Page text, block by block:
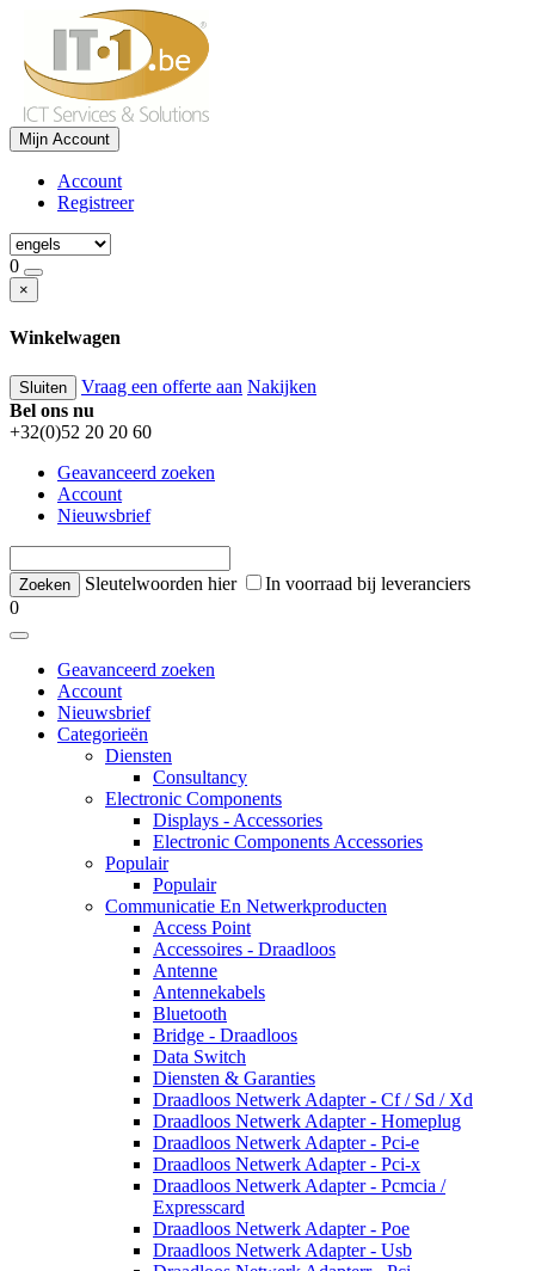
Mijn Account
Account
Registreer
0
×
Winkelwagen
Sluiten Vraag een offerte aan Nakijken
Bel ons nu
+32(0)52 20 20 60
Geavanceerd zoeken
Account
Nieuwsbrief
Sleutelwoorden hier
In voorraad bij leveranciers
0
Geavanceerd zoeken
Account
Nieuwsbrief
Categorieën
Diensten
Consultancy
Electronic Components
Displays - Accessories
Electronic Components Accessories
Populair
Populair
Communicatie En Netwerkproducten
Access Point
Accessoires - Draadloos
Antenne
Antennekabels
Bluetooth
Bridge - Draadloos
Data Switch
Diensten & Garanties
Draadloos Netwerk Adapter - Cf / Sd / Xd
Draadloos Netwerk Adapter - Homeplug
Draadloos Netwerk Adapter - Pci-e
Draadloos Netwerk Adapter - Pci-x
Draadloos Netwerk Adapter - Pcmcia /
Expresscard
Draadloos Netwerk Adapter - Poe
Draadloos Netwerk Adapter - Usb